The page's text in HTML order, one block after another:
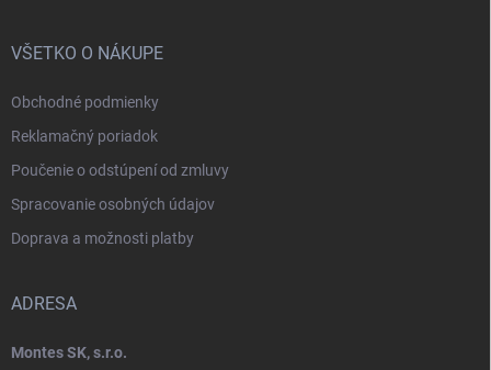
VŠETKO O NÁKUPE
Obchodné podmienky
Reklamačný poriadok
Poučenie o odstúpení od zmluvy
Spracovanie osobných údajov
Doprava a možnosti platby
ADRESA
Montes SK, s.r.o.